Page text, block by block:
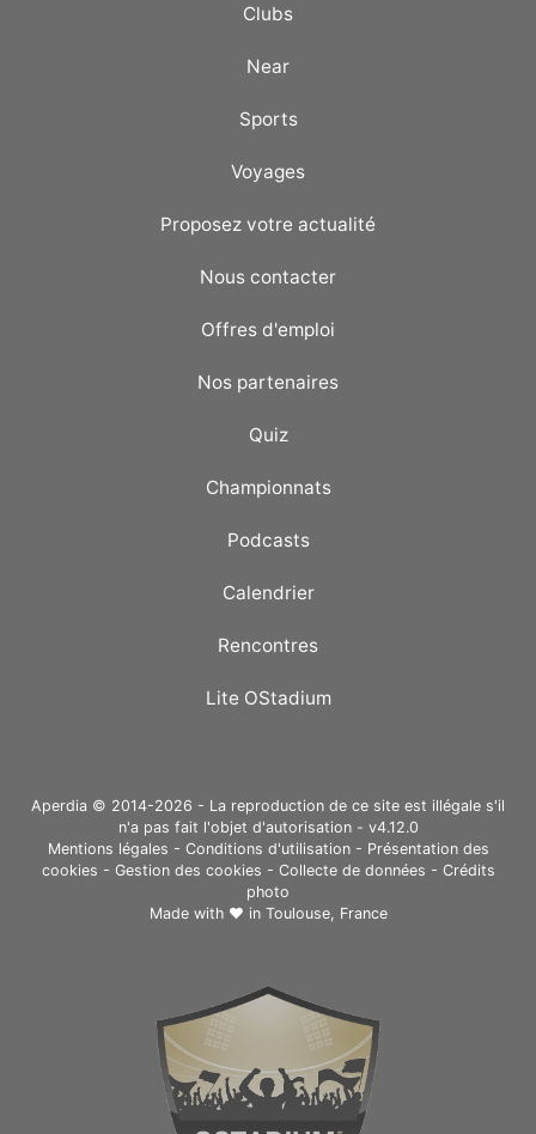
Clubs
Near
Sports
Voyages
Proposez votre actualité
Nous contacter
Offres d'emploi
Nos partenaires
Quiz
Championnats
Podcasts
Calendrier
Rencontres
Lite OStadium
Aperdia © 2014-2026 - La reproduction de ce site est illégale s'il
n'a pas fait l'objet d'autorisation - v4.12.0
Mentions légales - Conditions d'utilisation- Présentation des
cookies - Gestion des cookies - Collecte de données - Crédits
photo
Made with ❤ in Toulouse, France